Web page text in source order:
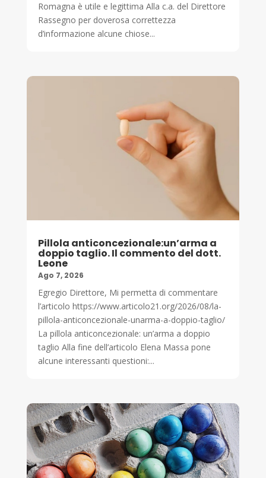
Romagna è utile e legittima Alla c.a. del Direttore
Rassegno per doverosa correttezza
d’informazione alcune chiose...
Pillola anticoncezionale:un’arma a
doppio taglio. Il commento del dott.
Leone
Ago 7, 2026
Egregio Direttore, Mi permetta di commentare
l’articolo https://www.articolo21.org/2026/08/la-
pillola-anticoncezionale-unarma-a-doppio-taglio/
La pillola anticoncezionale: un’arma a doppio
taglio Alla fine dell’articolo Elena Massa pone
alcune interessanti questioni:...